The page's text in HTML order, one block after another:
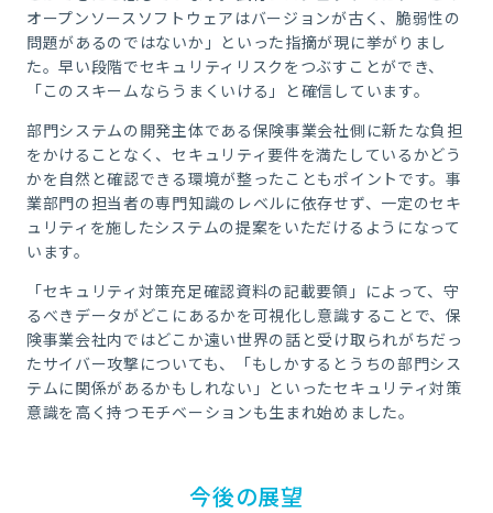
オープンソースソフトウェアはバージョンが古く、脆弱性の
問題があるのではないか」といった指摘が現に挙がりまし
た。早い段階でセキュリティリスクをつぶすことができ、
「このスキームならうまくいける」と確信しています。
部門システムの開発主体である保険事業会社側に新たな負担
をかけることなく、セキュリティ要件を満たしているかどう
かを自然と確認できる環境が整ったこともポイントです。事
業部門の担当者の専門知識のレベルに依存せず、一定のセキ
ュリティを施したシステムの提案をいただけるようになって
います。
「セキュリティ対策充足確認資料の記載要領」によって、守
るべきデータがどこにあるかを可視化し意識することで、保
険事業会社内ではどこか遠い世界の話と受け取られがちだっ
たサイバー攻撃についても、「もしかするとうちの部門シス
テムに関係があるかもしれない」といったセキュリティ対策
意識を高く持つモチベーションも生まれ始めました。
今後の展望